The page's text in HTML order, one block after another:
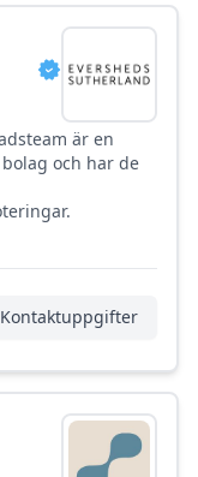
är en
och har de
Kontaktuppgifter